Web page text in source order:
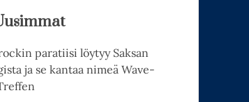
paratiisi löytyy Saksan
ja se kantaa nimeä Wave-